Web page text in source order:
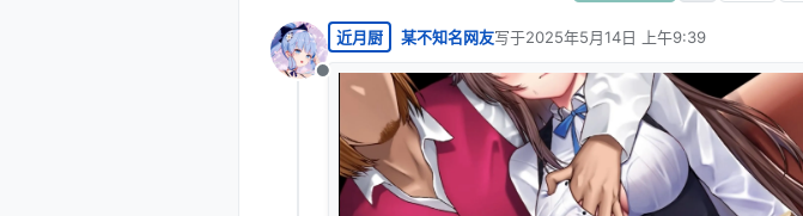
离线
近月厨 某不知名网友写于2025年5月14日 上午9:39
最后由 编辑